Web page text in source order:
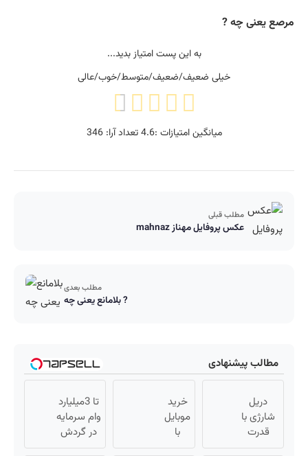
مرصع یعنی چه ?
به این پست امتیاز بدید...
خیلی ضعیف/ضعیف/متوسط/خوب/عالی
میانگین امتیازات :4.6تعداد آرا:346
مطلب قبلی
عکس پروفایل مهناز mahnaz
مطلب بعدی
بلامانع یعنی چه ?
مطالب پیشنهادی
دریل
شارژی با
قدرت
سوپرمن
خرید
موبایل
با
اسنپ
تا 3میلیارد
وام سرمایه
در گردش
فروشندگان